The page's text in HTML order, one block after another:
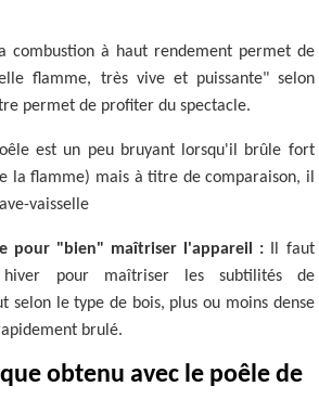
combustion à haut rendement permet de
flamme, très vive et puissante" selon
permet de profiter du spectacle.
est un peu bruyant lorsqu'il brûle fort
la flamme) mais à titre de comparaison, il
vaisselle
pour "bien" maîtriser l'appareil : Il faut
pour maîtriser les subtilités de
selon le type de bois, plus ou moins dense
brulé.
obtenu avec le poêle de